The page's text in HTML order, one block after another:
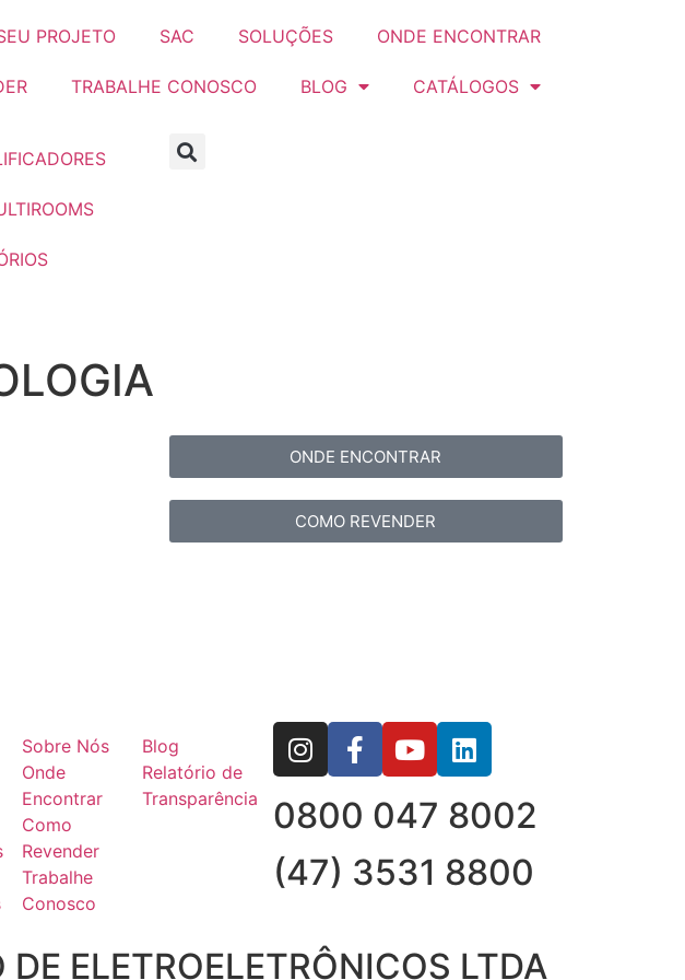
PROJETO SAC SOLUÇÕES ONDE ENCONTRAR
TRABALHE CONOSCO BLOG CATÁLOGOS
ONDE ENCONTRAR
COMO REVENDER
Sobre Nós
Onde
Encontrar
Como
Revender
Trabalhe
Conosco
Blog
Relatório de
Transparência
0800 047 8002
(47) 3531 8800
ELETROELETRÔNICOS LTDA